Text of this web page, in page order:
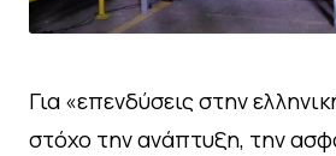
Για «επενδύσεις στην
στόχο την ανάπτυξη, την